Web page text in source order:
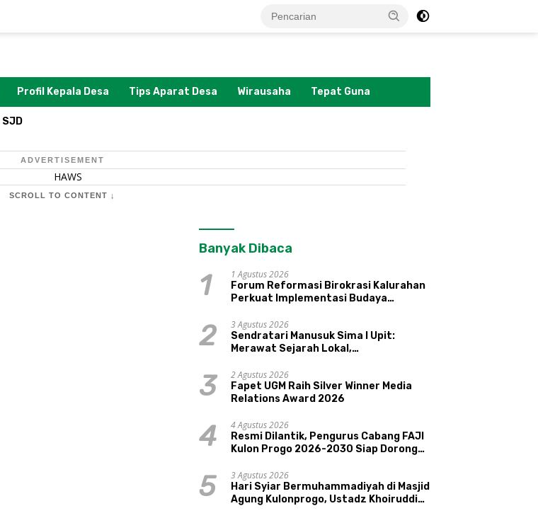
Profil Kepala Desa Tips Aparat Desa Wirausaha Tepat Guna
SJD
ADVERTISEMENT
SCROLL TO CONTENT ↓
Banyak Dibaca
1
1 Agustus 2026
Forum Reformasi Birokrasi Kalurahan
Perkuat Implementasi Budaya
Kepamongan DIY
2
3 Agustus 2026
Sendratari Manusuk Sima I Upit:
Merawat Sejarah Lokal,
Pariwisata, dan Ekologi Klaten
3
2 Agustus 2026
Fapet UGM Raih Silver Winner Media
Relations Award 2026
4
4 Agustus 2026
Resmi Dilantik, Pengurus Cabang FAJI
Kulon Progo 2026-2030 Siap Dorong
Sungai Progo
5
3 Agustus 2026
Hari Syiar Bermuhammadiyah di Masjid
Agung Kulonprogo, Ustadz Khoiruddin